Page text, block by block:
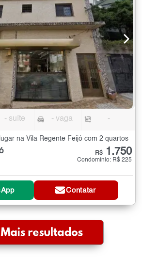
- suíte - vaga -
na Vila Regente Feijó com 2 quartos
R$ 1.750
Condomínio: R$ 225
Contatar